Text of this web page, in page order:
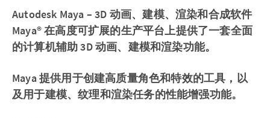
Autodesk Maya – 3D 动画、建模、渲染和合成软件
Maya® 在高度可扩展的生产平台上提供了一套全面
的计算机辅助 3D 动画、建模和渲染功能。
Maya 提供用于创建高质量角色和特效的工具，以
及用于建模、纹理和渲染任务的性能增强功能。